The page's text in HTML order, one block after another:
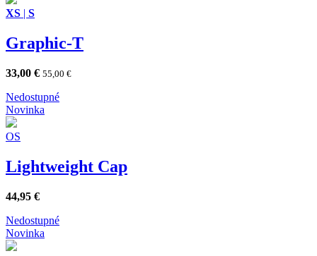
XS | S
Graphic-T
33,00 € 55,00 €
Nedostupné
Novinka
OS
Lightweight Cap
44,95 €
Nedostupné
Novinka